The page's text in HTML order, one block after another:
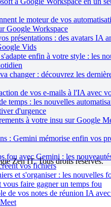
le moteur de vos
Google Workspace
présentations : des avatars IA
Vids
enfin à votre style : les
changer : découvrez les
de vos e-mails à l'IA avec
temps : les nouvelles
d'urgence
à votre insu sur Google
: Gemini mémorise enfin vos
fou avec Gemini : les
vos fichiers
et s'organiser : les nouvelles
faire gagner un temps fou
de vos notes de réunion IA
Zen IT. Tous droits réservés.